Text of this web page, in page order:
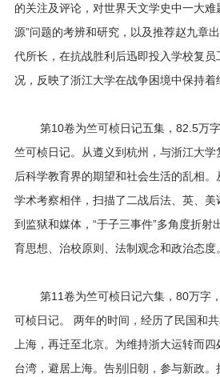
的关注及评论，对世界天文学史中一大
源”问题的考辨和研究，以及推荐赵九章
代所长，在抗战胜利后迅即投入学校复
况，反映了浙江大学在战争困境中保持着
第10卷为竺可桢日记五集，82.5万
竺可桢日记。从遵义到杭州，与浙江大
后科学教育界的期望和社会生活的乱相
学术考察相伴，扫描了二战后法、英、美
到监狱和媒体，“于子三事件”多角度折射
育思想、治校原则、法制观念和政治态度。
第11卷为竺可桢日记六集，80万字
可桢日记。 两年的时间，经历了民国和
上海，再迁至北京。为维持浙大运转而
台湾，避居上海。告别旧朝，参与新政。